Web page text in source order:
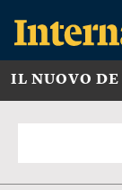
IL NUOVO DE